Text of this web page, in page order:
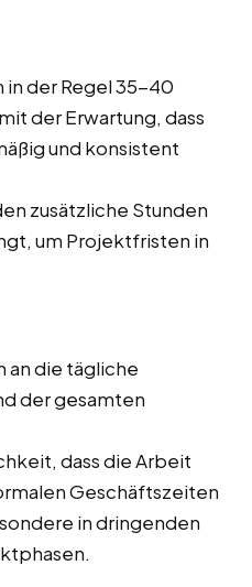
in der Regel 35-40
der Erwartung, dass
und konsistent
zusätzliche Stunden
um Projektfristen in
an die tägliche
der gesamten
dass die Arbeit
Geschäftszeiten
in dringenden